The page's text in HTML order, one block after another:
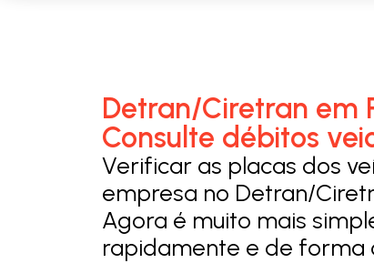
Detran/Ciretran em
Consulte débitos
Verificar as placas dos
empresa no Detran/
Agora é muito mais
rapidamente e de forma